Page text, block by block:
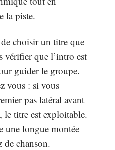
la piste.
de choisir un titre que
vérifier que l’intro est
guider le groupe.
vous : si vous
pas latéral avant
le titre est exploitable.
une longue montée
de chanson.